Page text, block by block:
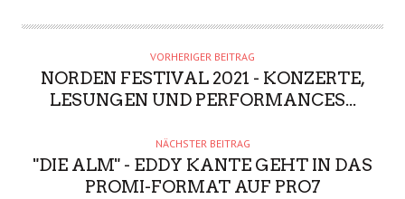
VORHERIGER BEITRAG
NORDEN FESTIVAL 2021 - KONZERTE,
LESUNGEN UND PERFORMANCES...
NÄCHSTER BEITRAG
"DIE ALM" - EDDY KANTE GEHT IN DAS
PROMI-FORMAT AUF PRO7